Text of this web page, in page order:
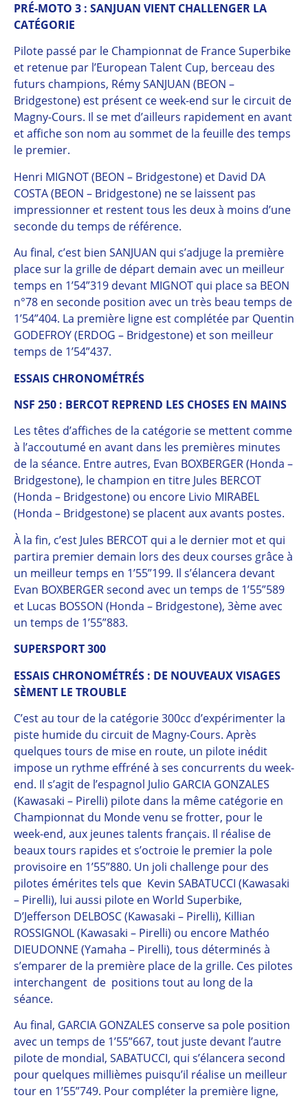
PRÉ-MOTO 3 : SANJUAN VIENT CHALLENGER LA
CATÉGORIE
Pilote passé par le Championnat de France Superbike
et retenue par l’European Talent Cup, berceau des
futurs champions, Rémy SANJUAN (BEON –
Bridgestone) est présent ce week-end sur le circuit de
Magny-Cours. Il se met d’ailleurs rapidement en avant
et affiche son nom au sommet de la feuille des temps
le premier.
Henri MIGNOT (BEON – Bridgestone) et David DA
COSTA (BEON – Bridgestone) ne se laissent pas
impressionner et restent tous les deux à moins d’une
seconde du temps de référence.
Au final, c’est bien SANJUAN qui s’adjuge la première
place sur la grille de départ demain avec un meilleur
temps en 1’54”319 devant MIGNOT qui place sa BEON
n°78 en seconde position avec un très beau temps de
1’54”404. La première ligne est complétée par Quentin
GODEFROY (ERDOG – Bridgestone) et son meilleur
temps de 1’54”437.
ESSAIS CHRONOMÉTRÉS
NSF 250 : BERCOT REPREND LES CHOSES EN MAINS
Les têtes d’affiches de la catégorie se mettent comme
à l’accoutumé en avant dans les premières minutes
de la séance. Entre autres, Evan BOXBERGER (Honda –
Bridgestone), le champion en titre Jules BERCOT
(Honda – Bridgestone) ou encore Livio MIRABEL
(Honda – Bridgestone) se placent aux avants postes.
À la fin, c’est Jules BERCOT qui a le dernier mot et qui
partira premier demain lors des deux courses grâce à
un meilleur temps en 1’55”199. Il s’élancera devant
Evan BOXBERGER second avec un temps de 1’55”589
et Lucas BOSSON (Honda – Bridgestone), 3ème avec
un temps de 1’55”883.
SUPERSPORT 300
ESSAIS CHRONOMÉTRÉS : DE NOUVEAUX VISAGES
SÈMENT LE TROUBLE
C’est au tour de la catégorie 300cc d’expérimenter la
piste humide du circuit de Magny-Cours. Après
quelques tours de mise en route, un pilote inédit
impose un rythme effréné à ses concurrents du week-
end. Il s’agit de l’espagnol Julio GARCIA GONZALES
(Kawasaki – Pirelli) pilote dans la même catégorie en
Championnat du Monde venu se frotter, pour le
week-end, aux jeunes talents français. Il réalise de
beaux tours rapides et s’octroie le premier la pole
provisoire en 1’55”880. Un joli challenge pour des
pilotes émérites tels que Kevin SABATUCCI (Kawasaki
– Pirelli), lui aussi pilote en World Superbike,
D’Jefferson DELBOSC (Kawasaki – Pirelli), Killian
ROSSIGNOL (Kawasaki – Pirelli) ou encore Mathéo
DIEUDONNE (Yamaha – Pirelli), tous déterminés à
s’emparer de la première place de la grille. Ces pilotes
interchangent de positions tout au long de la
séance.
Au final, GARCIA GONZALES conserve sa pole position
avec un temps de 1’55”667, tout juste devant l’autre
pilote de mondial, SABATUCCI, qui s’élancera second
pour quelques millièmes puisqu’il réalise un meilleur
tour en 1’55”749. Pour compléter la première ligne,